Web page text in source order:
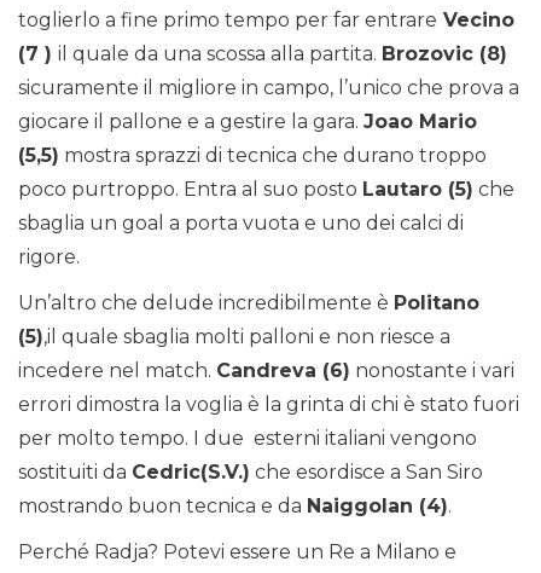
toglierlo a fine primo tempo per far entrare Vecino
(7 ) il quale da una scossa alla partita. Brozovic (8)
sicuramente il migliore in campo, l’unico che prova a
giocare il pallone e a gestire la gara. Joao Mario
(5,5) mostra sprazzi di tecnica che durano troppo
poco purtroppo. Entra al suo posto Lautaro (5) che
sbaglia un goal a porta vuota e uno dei calci di
rigore.
Un’altro che delude incredibilmente è Politano
(5),il quale sbaglia molti palloni e non riesce a
incedere nel match. Candreva (6) nonostante i vari
errori dimostra la voglia è la grinta di chi è stato fuori
per molto tempo. I due esterni italiani vengono
sostituiti da Cedric(S.V.) che esordisce a San Siro
mostrando buon tecnica e da Naiggolan (4).
Perché Radja? Potevi essere un Re a Milano e